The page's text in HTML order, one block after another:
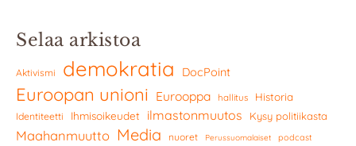
Selaa arkistoa
Aktivismi demokratia DocPoint
Euroopan unioni Eurooppa hallitus Historia
Identiteetti Ihmisoikeudet ilmastonmuutos Kysy politiikasta
Maahanmuutto Media nuoret Perussuomalaiset podcast